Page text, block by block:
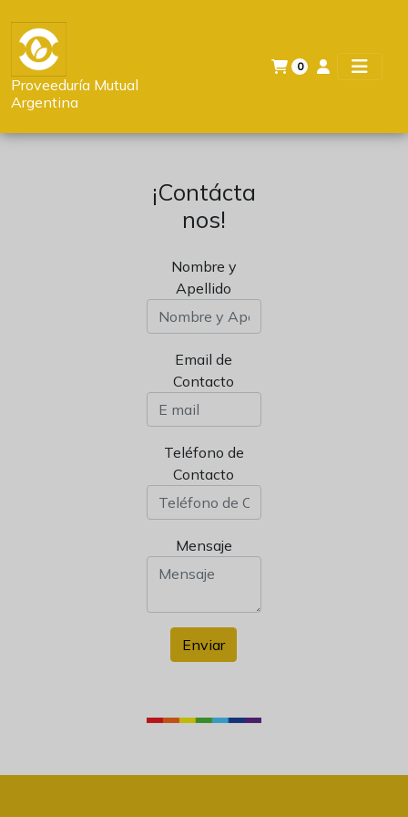
Proveeduría Mutual
Argentina
0
¡Contácta
nos!
Nombre y
Apellido
Email de
Contacto
Teléfono de
Contacto
Mensaje
Enviar